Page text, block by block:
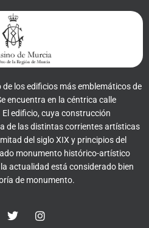
de los edificios más emblemáticos de
encuentra en la céntrica calle
edificio, cuya construcción
de las distintas corrientes artísticas
del siglo XIX y principios del
monumento histórico-artístico
actualidad está considerado bien
de monumento.
T
w
I
n